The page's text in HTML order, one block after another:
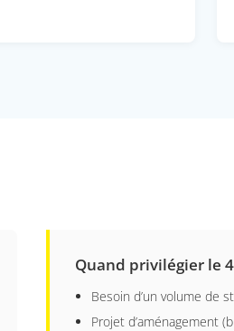
Quand privilégier le
Besoin d’un volume de
Projet d’aménagement